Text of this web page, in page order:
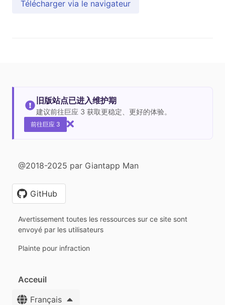
Télécharger via le navigateur
旧版站点已进入维护期
建议前往巨应 3 获取更稳定、更好的体验。
前往巨应 3
@2018-2025 par Giantapp Man
GitHub
Avertissement toutes les ressources sur ce site sont
envoyé par les utilisateurs
Plainte pour infraction
Acceuil
Français